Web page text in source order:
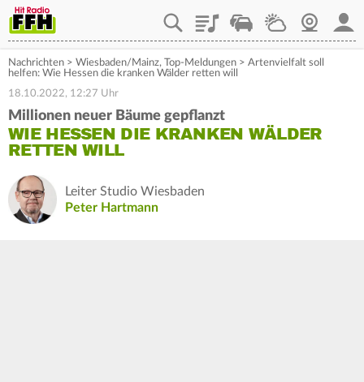
PlaylistStaupilotWetterWebcam
Nachrichten > Wiesbaden/Mainz, Top-Meldungen > Artenvielfalt soll
helfen: Wie Hessen die kranken Wälder retten will
18.10.2022, 12:27 Uhr
Millionen neuer Bäume gepflanzt
WIE HESSEN DIE KRANKEN WÄLDER
RETTEN WILL
Leiter Studio Wiesbaden
Peter Hartmann